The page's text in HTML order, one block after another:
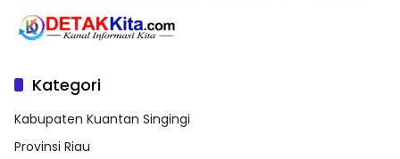
Kategori
Kabupaten Kuantan Singingi
Provinsi Riau